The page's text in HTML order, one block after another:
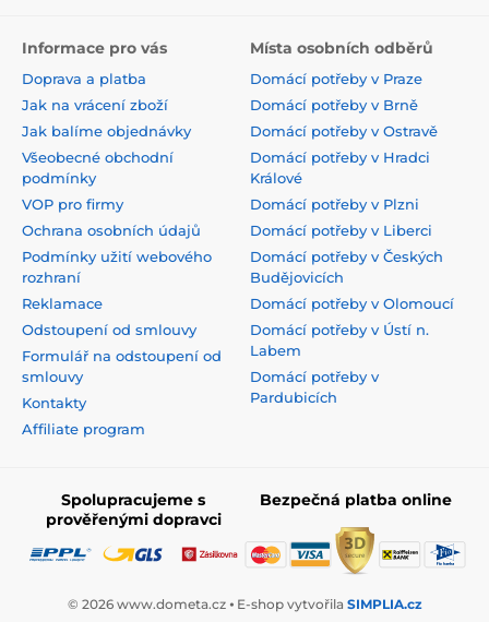
Informace pro vás
Doprava a platba
Jak na vrácení zboží
Jak balíme objednávky
Všeobecné obchodní
podmínky
VOP pro firmy
Ochrana osobních údajů
Podmínky užití webového
rozhraní
Reklamace
Odstoupení od smlouvy
Formulář na odstoupení od
smlouvy
Kontakty
Affiliate program
Místa osobních odběrů
Domácí potřeby v Praze
Domácí potřeby v Brně
Domácí potřeby v Ostravě
Domácí potřeby v Hradci
Králové
Domácí potřeby v Plzni
Domácí potřeby v Liberci
Domácí potřeby v Českých
Budějovicích
Domácí potřeby v Olomoucí
Domácí potřeby v Ústí n.
Labem
Domácí potřeby v
Pardubicích
Spolupracujeme s
prověřenými dopravci
Bezpečná platba online
© 2026 www.dometa.cz ⦁ E-shop vytvořila SIMPLIA.cz